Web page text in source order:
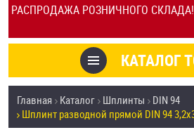
РАСПРОДАЖА РОЗНИЧНОГО СКЛАДА!
КАЛЬКУЛЯТОР
ОТЗЫВЫ
УСЛУГИ
СКИДКИ
КАТАЛОГ
Товары со скидкой
Анкеры
Главная Каталог Шплинты
DIN 94
Шплинт разводной прямой DIN 94